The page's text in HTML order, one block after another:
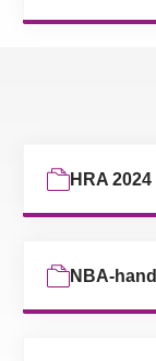
HRA
NBA-